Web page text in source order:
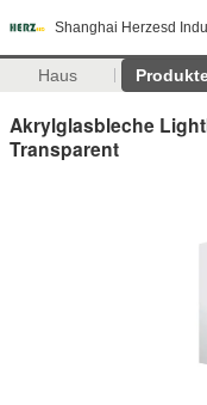
Shanghai Herzesd
Haus
Akrylglasbleche
Transparent